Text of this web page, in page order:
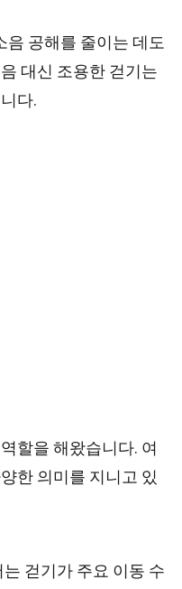
음 공해를 줄이는 데도
대신 조용한 걷기는
다.
할을 해왔습니다. 여
한 의미를 지니고 있
걷기가 주요 이동 수